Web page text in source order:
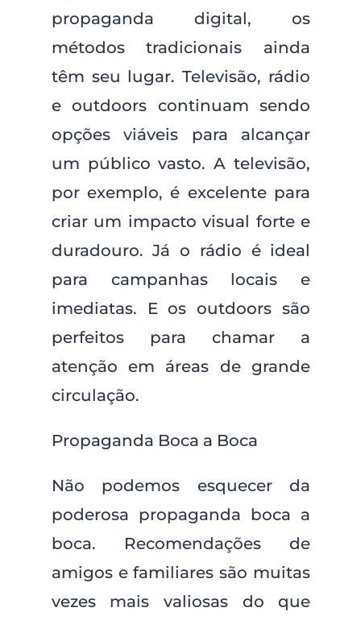
propaganda digital, os
métodos tradicionais ainda
têm seu lugar. Televisão, rádio
e outdoors continuam sendo
opções viáveis para alcançar
um público vasto. A televisão,
por exemplo, é excelente para
criar um impacto visual forte e
duradouro. Já o rádio é ideal
para campanhas locais e
imediatas. E os outdoors são
perfeitos para chamar a
atenção em áreas de grande
circulação.
Propaganda Boca a Boca
Não podemos esquecer da
poderosa propaganda boca a
boca. Recomendações de
amigos e familiares são muitas
vezes mais valiosas do que